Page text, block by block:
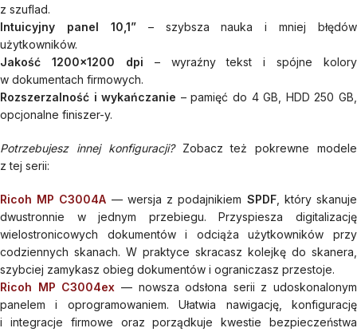
z szuflad.
Intuicyjny panel 10,1”– szybsza nauka i mniej błędów
użytkowników.
Jakość 1200×1200 dpi – wyraźny tekst i spójne kolory
w dokumentach firmowych.
Rozszerzalność i wykańczanie – pamięć do 4 GB, HDD 250 GB,
opcjonalne finiszer-y.
Potrzebujesz innej konfiguracji?Zobacz też pokrewne modele
z tej serii:
Ricoh MP C3004A — wersja z podajnikiem SPDF, który skanuje
dwustronnie w jednym przebiegu. Przyspiesza digitalizację
wielostronicowych dokumentów i odciąża użytkowników przy
codziennych skanach. W praktyce skracasz kolejkę do skanera,
szybciej zamykasz obieg dokumentów i ograniczasz przestoje.
Ricoh MP C3004ex — nowsza odsłona serii z udoskonalonym
panelem i oprogramowaniem. Ułatwia nawigację, konfigurację
i integracje firmowe oraz porządkuje kwestie bezpieczeństwa